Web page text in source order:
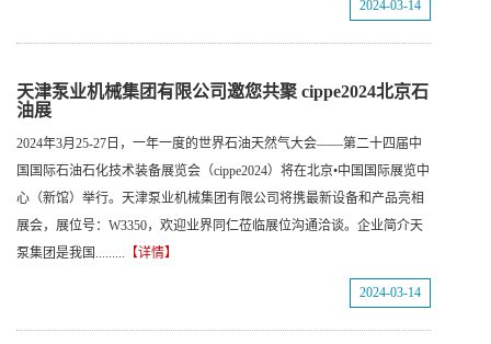
2024-03-14
天津泵业机械集团有限公司邀您共聚 cippe2024北京石
油展
2024年3月25-27日，一年一度的世界石油天然气大会——第二十四届中
国国际石油石化技术装备展览会（cippe2024）将在北京•中国国际展览中
心（新馆）举行。天津泵业机械集团有限公司将携最新设备和产品亮相
展会，展位号：W3350，欢迎业界同仁莅临展位沟通洽谈。企业简介天
泵集团是我国......... 【详情】
2024-03-14